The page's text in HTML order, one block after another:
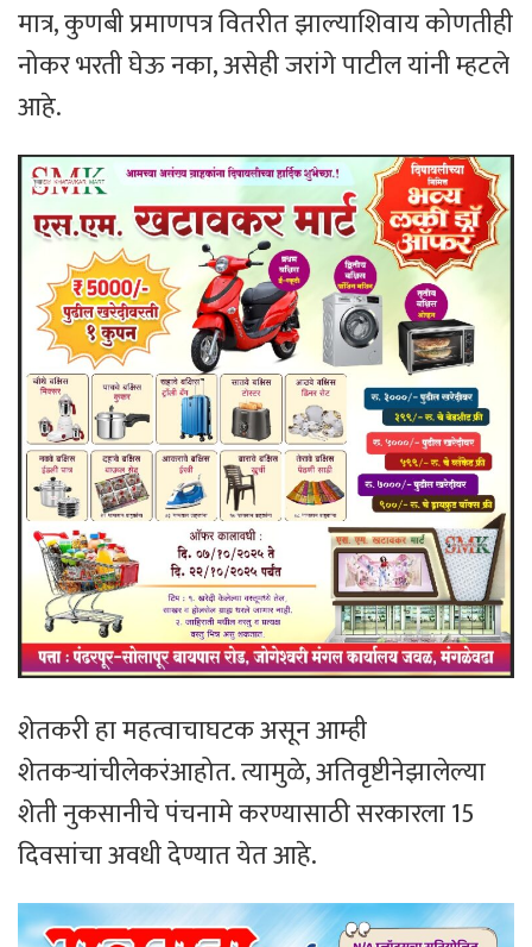
मात्र, कुणबी प्रमाणपत्र वितरीत झाल्याशिवाय कोणतीही
नोकर भरती घेऊ नका, असेही जरांगे पाटील यांनी म्हटले
आहे.
शेतकरी हा महत्वाचाघटक असून आम्ही
शेतकऱ्यांचीलेकरंआहोत. त्यामुळे, अतिवृष्टीनेझालेल्या
शेती नुकसानीचे पंचनामे करण्यासाठी सरकारला 15
दिवसांचा अवधी देण्यात येत आहे.